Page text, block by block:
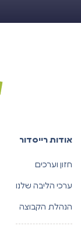
אודות רייסדור
חזון וערכים
ערכי הליבה שלנו
הנהלת הקבוצה